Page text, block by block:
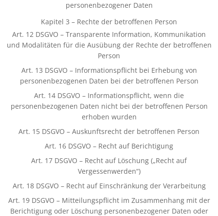
personenbezogener Daten
Kapitel 3 – Rechte der betroffenen Person
Art. 12 DSGVO – Transparente Information, Kommunikation
und Modalitäten für die Ausübung der Rechte der betroffenen
Person
Art. 13 DSGVO – Informationspflicht bei Erhebung von
personenbezogenen Daten bei der betroffenen Person
Art. 14 DSGVO – Informationspflicht, wenn die
personenbezogenen Daten nicht bei der betroffenen Person
erhoben wurden
Art. 15 DSGVO – Auskunftsrecht der betroffenen Person
Art. 16 DSGVO – Recht auf Berichtigung
Art. 17 DSGVO – Recht auf Löschung („Recht auf
Vergessenwerden“)
Art. 18 DSGVO – Recht auf Einschränkung der Verarbeitung
Art. 19 DSGVO – Mitteilungspflicht im Zusammenhang mit der
Berichtigung oder Löschung personenbezogener Daten oder